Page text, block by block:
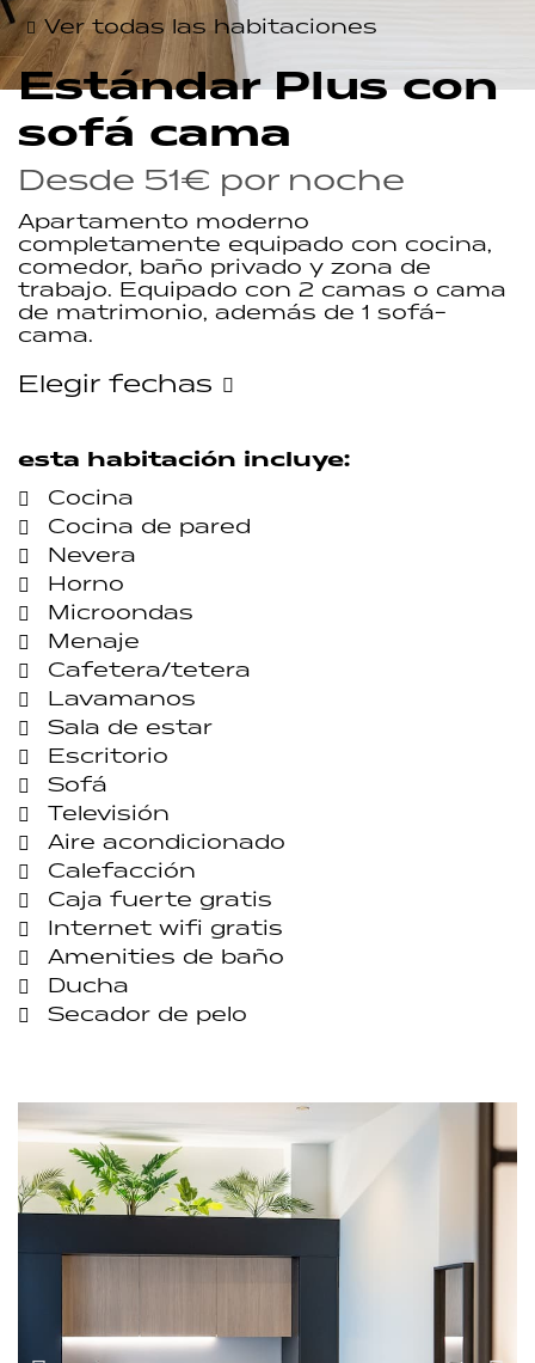
Ver todas las habitaciones
Estándar Plus con
sofá cama
Desde 51€ por noche
Apartamento moderno
completamente equipado con cocina,
comedor, baño privado y zona de
trabajo. Equipado con 2 camas o cama
de matrimonio, además de 1 sofá-
cama.
Elegir fechas
esta habitación incluye:
Cocina
Cocina de pared
Nevera
Horno
Microondas
Menaje
Cafetera/tetera
Lavamanos
Sala de estar
Escritorio
Sofá
Televisión
Aire acondicionado
Calefacción
Caja fuerte gratis
Internet wifi gratis
Amenities de baño
Ducha
Secador de pelo